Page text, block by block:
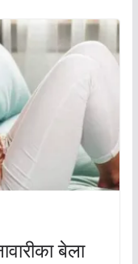
बेला